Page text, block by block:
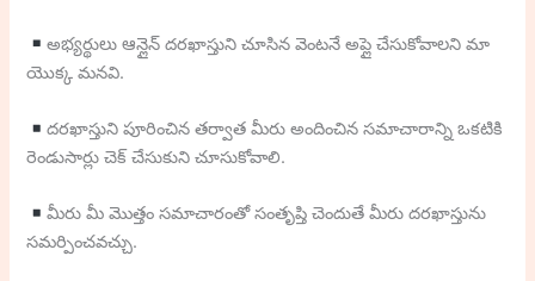
అభ్యర్థులు ఆన్లైన్ దరఖాస్తుని చూసిన వెంటనే అప్లై చేసుకోవాలని మా
యొక్క మనవి.
దరఖాస్తుని పూరించిన తర్వాత మీరు అందించిన సమాచారాన్ని ఒకటికి
రెండుసార్లు చెక్ చేసుకుని చూసుకోవాలి.
మీరు మీ మొత్తం సమాచారంతో సంతృప్తి చెందుతే మీరు దరఖాస్తును
సమర్పించవచ్చు.